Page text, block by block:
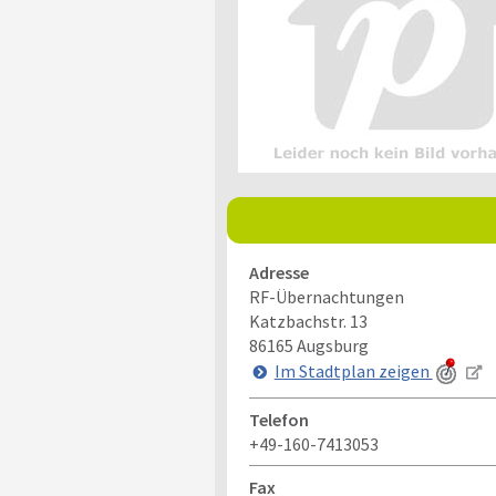
Adresse
RF-Übernachtungen
Katzbachstr. 13
86165 Augsburg
Im Stadtplan zeigen
Telefon
+49-160-7413053
Fax